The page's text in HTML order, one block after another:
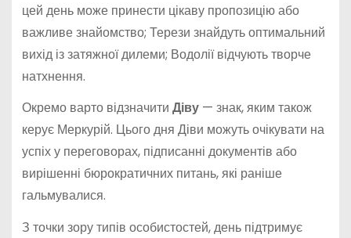
цей день може принести цікаву пропозицію або
важливе знайомство; Терези знайдуть оптимальний
вихід із затяжної дилеми; Водолії відчують творче
натхнення.
Окремо варто відзначити Діву— знак, яким також
керує Меркурій. Цього дня Діви можуть очікувати на
успіх у переговорах, підписанні документів або
вирішенні бюрократичних питань, які раніше
гальмувалися.
З точки зору типів особистостей, день підтримує